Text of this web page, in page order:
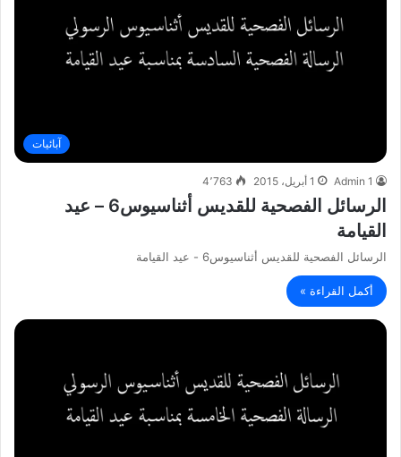
آبائيات
Admin 1 1 أبريل، 2015 4٬763
الرسائل الفصحية للقديس أثناسيوس6 – عيد
القيامة
الرسائل الفصحية للقديس أثناسيوس6 - عيد القيامة
أكمل القراءة »